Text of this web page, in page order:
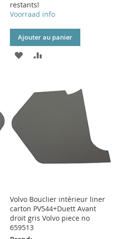
restants!
Voorraad info
Ajouter au panier
AJOUTER
LISTE
COMPARATEUR
Volvo Bouclier intérieur liner
carton PV544+Duett Avant
droit gris Volvo piece no
659513